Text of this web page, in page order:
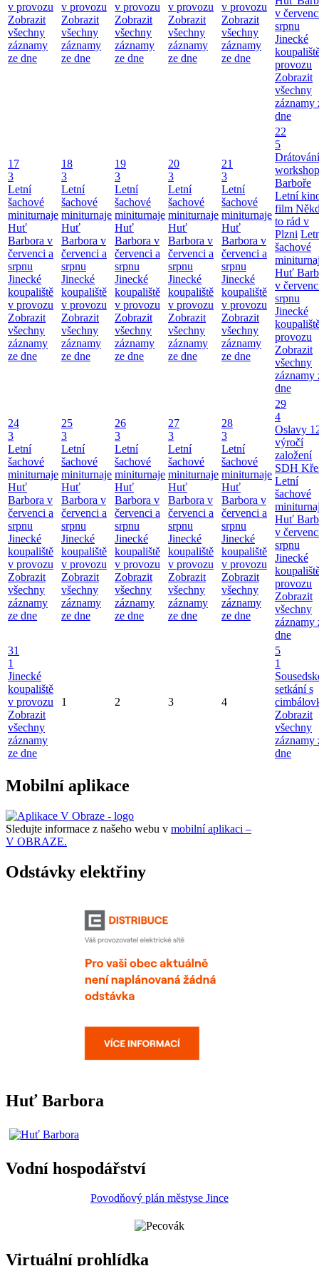
v provozu
Zobrazit
všechny
záznamy
ze dne
v provozu
Zobrazit
všechny
záznamy
ze dne
v provozu
Zobrazit
všechny
záznamy
ze dne
v provozu
Zobrazit
všechny
záznamy
ze dne
v provozu
Zobrazit
všechny
záznamy
ze dne
v
srpnu
Jinecké
provozu
Zobrazit
všechny
záznamy
dne
17
3
Letní
šachové
miniturnaje
Huť
Barbora v
červenci a
srpnu
Jinecké
koupaliště
v provozu
Zobrazit
všechny
záznamy
ze dne
18
3
Letní
šachové
miniturnaje
Huť
Barbora v
červenci a
srpnu
Jinecké
koupaliště
v provozu
Zobrazit
všechny
záznamy
ze dne
19
3
Letní
šachové
miniturnaje
Huť
Barbora v
červenci a
srpnu
Jinecké
koupaliště
v provozu
Zobrazit
všechny
záznamy
ze dne
20
3
Letní
šachové
miniturnaje
Huť
Barbora v
červenci a
srpnu
Jinecké
koupaliště
v provozu
Zobrazit
všechny
záznamy
ze dne
21
3
Letní
šachové
miniturnaje
Huť
Barbora v
červenci a
srpnu
Jinecké
koupaliště
v provozu
Zobrazit
všechny
záznamy
ze dne
22
5
Barboře
Letní
film
to rád v
Plzni
šachové
Huť
v
srpnu
Jinecké
provozu
Zobrazit
všechny
záznamy
dne
24
3
Letní
šachové
miniturnaje
Huť
Barbora v
červenci a
srpnu
Jinecké
koupaliště
v provozu
Zobrazit
všechny
záznamy
ze dne
25
3
Letní
šachové
miniturnaje
Huť
Barbora v
červenci a
srpnu
Jinecké
koupaliště
v provozu
Zobrazit
všechny
záznamy
ze dne
26
3
Letní
šachové
miniturnaje
Huť
Barbora v
červenci a
srpnu
Jinecké
koupaliště
v provozu
Zobrazit
všechny
záznamy
ze dne
27
3
Letní
šachové
miniturnaje
Huť
Barbora v
červenci a
srpnu
Jinecké
koupaliště
v provozu
Zobrazit
všechny
záznamy
ze dne
28
3
Letní
šachové
miniturnaje
Huť
Barbora v
červenci a
srpnu
Jinecké
koupaliště
v provozu
Zobrazit
všechny
záznamy
ze dne
29
4
Oslavy
výročí
založení
SDH
Letní
šachové
Huť
v
srpnu
Jinecké
provozu
Zobrazit
všechny
záznamy
dne
31
1
Jinecké
koupaliště
v provozu
Zobrazit
všechny
záznamy
ze dne
1 2 3 4
5
1
setkání s
Zobrazit
všechny
záznamy
dne
Mobilní aplikace
Sledujte informace z našeho webu v mobilní aplikaci –
V OBRAZE.
Odstávky elektřiny
Huť Barbora
Vodní hospodářství
Povodňový plán městyse Jince
Virtuální prohlídka